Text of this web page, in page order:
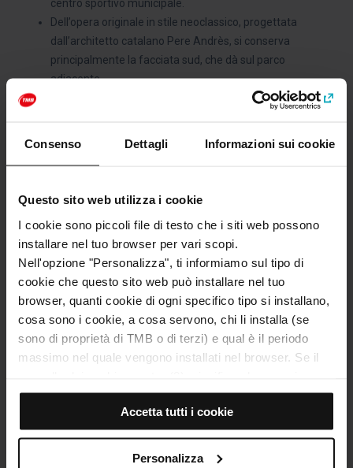
Consenso Dettagli Informazioni sui cookie
Questo sito web utilizza i cookie
I cookie sono piccoli file di testo che i siti web possono
installare nel tuo browser per vari scopi.
Nell'opzione "Personalizza", ti informiamo sul tipo di
cookie che questo sito web può installare nel tuo
browser, quanti cookie di ogni specifico tipo si installano,
cosa sono i cookie, a cosa servono, chi li installa (se
sono di proprietà di TMB o di terzi) e qual è il periodo
massimo nel quale vengono installati nel browser. Se il
installa alcun cookie di questo tipo.
Se scegli l'opzione "Accetta tutti i cookie", consenti
l'installazione di tutti questi cookie nel tuo browser.
Alla destra di ogni tipo di cookie trovi un selettore che ti
Accetta tutti i cookie
Personalizza
centro sportivo municipale.
Dell’opera originale in stile neoclassico, progettata
dall’architetto catalano Pere Andrès, si conserva
principalmente la facciata sud, che dà sul parco
adiacente.
Musei e storia Tempo libero e attrazioni
Come arrivare a: Estació Barcelona Nord
Indirizzo
Carrer d’Ali Bei, 80